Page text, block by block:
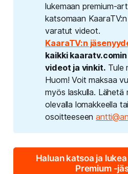
lukemaan premium-
katsomaan
varatut videot.
KaaraTV:n
kaikki
videot ja vinkit. Tule
Huom! Voit maksaa
myös laskulla. Lähetä
olevalla lomakkeella
osoitteeseen
Haluan katsoa ja
Premium -